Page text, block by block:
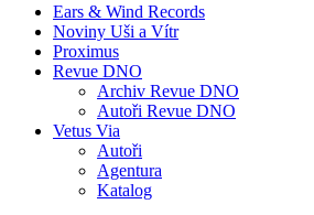
Ears & Wind Records
Noviny Uši a Vítr
Proximus
Revue DNO
Archiv Revue DNO
Autoři Revue DNO
Vetus Via
Autoři
Agentura
Katalog